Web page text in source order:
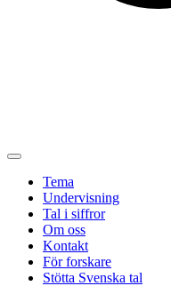
Tema
Undervisning
Tal i siffror
Om oss
Kontakt
För forskare
Stötta Svenska tal